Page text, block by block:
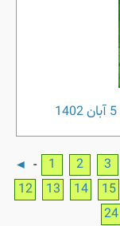
◄ - 1 2 3
12
13 14 15
24